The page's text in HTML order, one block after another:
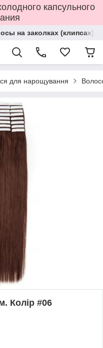
капсульного
на заколках (клипсах).
для нарощування
Колір #06